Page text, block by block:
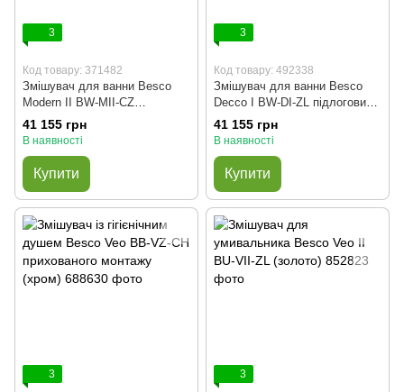
3
Код товару: 371482
Змішувач для ванни Besco
Modern II BW-MII-CZ
підлоговий (чорний матовий)
41 155 грн
В наявності
Купити
3
Код товару: 492338
Змішувач для ванни Besco
Decco I BW-DI-ZL підлоговий
(золото)
41 155 грн
В наявності
Купити
3 3